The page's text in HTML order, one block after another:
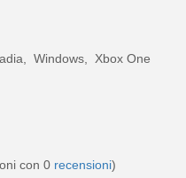
Windows, Xbox One
con 0 recensioni)